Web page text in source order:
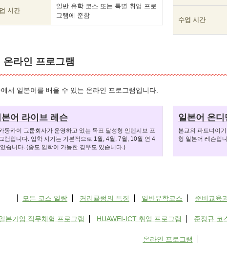
시간
일반 유학 코스 또는 특별 취업 프로
그램에 준함
수업 시간
온라인 프로그램
에서 일본어를 배울 수 있는 온라인 프로그램입니다.
본어 라이브 레슨
몽카이 그룹회사가 운영하고 있는 목표 달성형 인텐시브 프
램입니다. 입학 시기는 기본적으로 1월, 4월, 7월, 10월 연 4
습니다. (중도 입학이 가능한 경우도 있습니다.)
일본어 온
본교의 파트너이
형 일본어 레슨입
모든 코스 일람 커리큘럼의 특징 일반유학코스 준비교육
본기업 직무체험 프로그램 HUAWEI-ICT 취업 프로그램 준정규 코
온라인 프로그램